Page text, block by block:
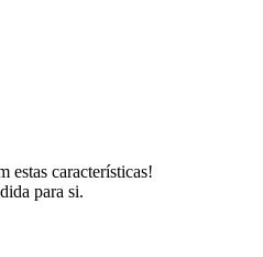
estas características!
para si.